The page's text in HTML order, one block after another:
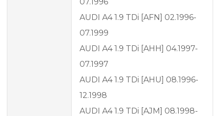
AUDI A4 1.9 TDi [AFN] 02.1996-
07.1999
AUDI A4 1.9 TDi [AHH] 04.1997-
07.1997
AUDI A4 1.9 TDi [AHU] 08.1996-
12.1998
AUDI A4 1.9 TDi [AJM] 08.1998-